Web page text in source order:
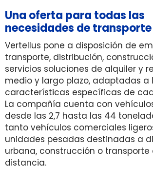
Una oferta para todas las
necesidades de transporte
Vertellus pone a disposición de
transporte, distribución,
servicios soluciones de alquiler y
medio y largo plazo, adaptadas a
características específicas de
La compañía cuenta con
desde las 2,7 hasta las 44
tanto vehículos comerciales
unidades pesadas destinadas a
urbana, construcción o transporte
distancia.